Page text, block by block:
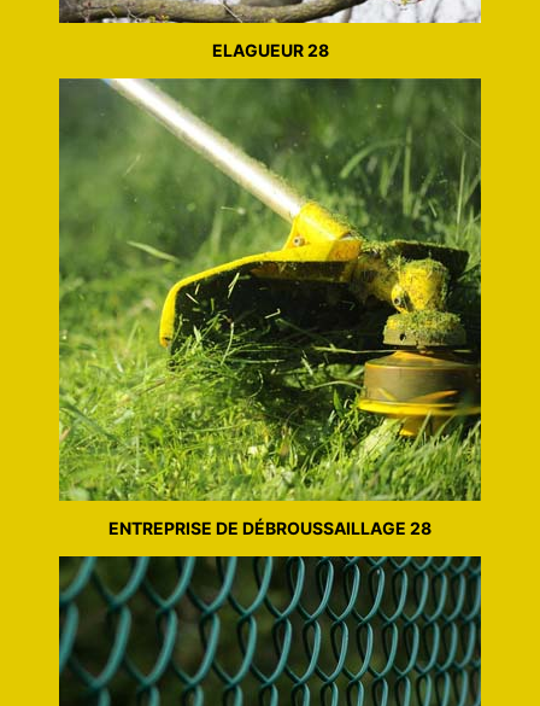
ELAGUEUR 28
ENTREPRISE DE DÉBROUSSAILLAGE 28